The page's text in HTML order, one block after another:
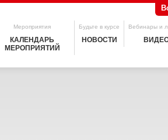
Мероприятия
КАЛЕНДАРЬ
МЕРОПРИЯТИЙ
Будьте в курсе
НОВОСТИ
Вебинары и